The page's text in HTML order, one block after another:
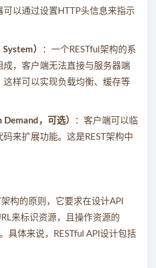
可以通过设置HTTP头信息来指示
）
：一个RESTful架构的系
成，客户端无法直接与服务器端
这样可以实现负载均衡、缓存等
，可选）
：客户端可以临
来扩展功能。这是REST架构中
架构的原则，它要求在设计API
来标识资源，且操作资源的
具体来说，RESTful API设计包括